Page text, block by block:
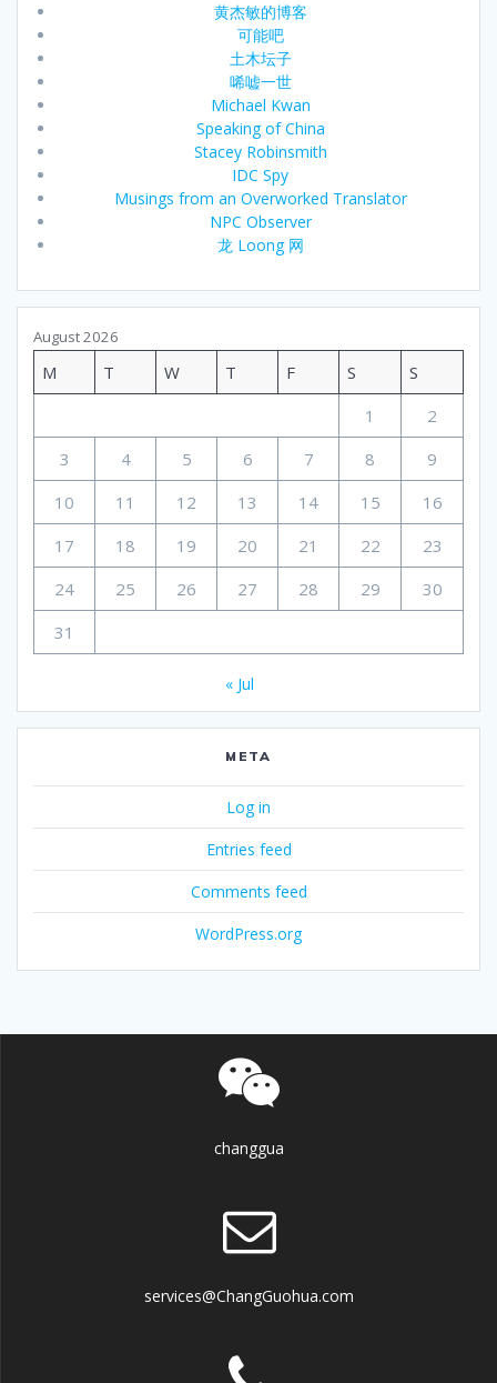
黄杰敏的博客
可能吧
土木坛子
唏嘘一世
Michael Kwan
Speaking of China
Stacey Robinsmith
IDC Spy
Musings from an Overworked Translator
NPC Observer
龙 Loong 网
August 2026
M T W T F S
S
1
2
3
4 5 6 7 8
9
10
11 12 13 14 15
16
17
18 19 20 21 22
23
24
25 26 27 28 29
30
31
« Jul
META
Log in
Entries feed
Comments feed
WordPress.org
changgua
services@ChangGuohua.com